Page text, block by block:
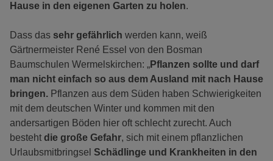
Hause in den eigenen Garten zu holen.
Dass das sehr gefährlich werden kann, weiß
Gärtnermeister René Essel von den Bosman
Baumschulen Wermelskirchen: „Pflanzen sollte und darf
man nicht einfach so aus dem Ausland mit nach Hause
bringen. Pflanzen aus dem Süden haben Schwierigkeiten
mit dem deutschen Winter und kommen mit den
andersartigen Böden hier oft schlecht zurecht. Auch
besteht die große Gefahr, sich mit einem pflanzlichen
Urlaubsmitbringsel Schädlinge und Krankheiten in den